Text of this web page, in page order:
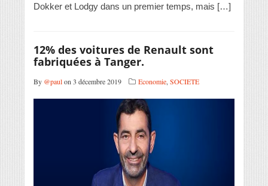
Dokker et Lodgy dans un pre­mier temps, mais […]
12% des voitures de Renault sont
fabriquées à Tanger.
By @paulon 3 décembre 2019 Economie, SOCIETE